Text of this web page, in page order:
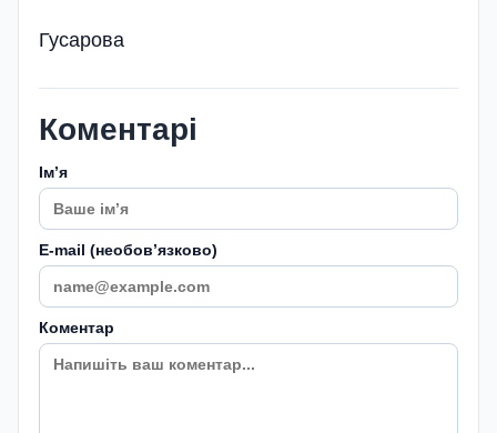
Гусарова
Коментарі
Імʼя
E-mail (необовʼязково)
Коментар